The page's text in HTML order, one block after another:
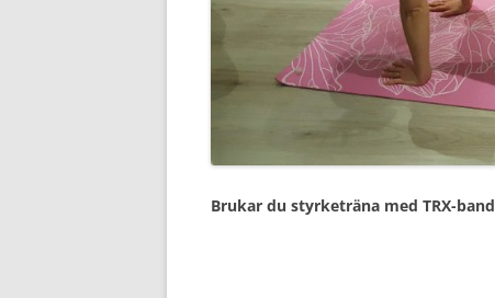
Brukar du styrketräna med TRX-